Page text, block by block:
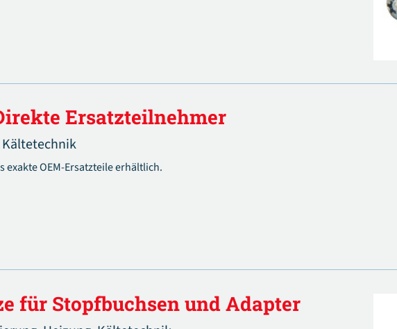
Ersatzteilnehmer
Kältetechnik
exakte OEM-Ersatzteile erhältlich.
für Stopfbuchsen und Adapter